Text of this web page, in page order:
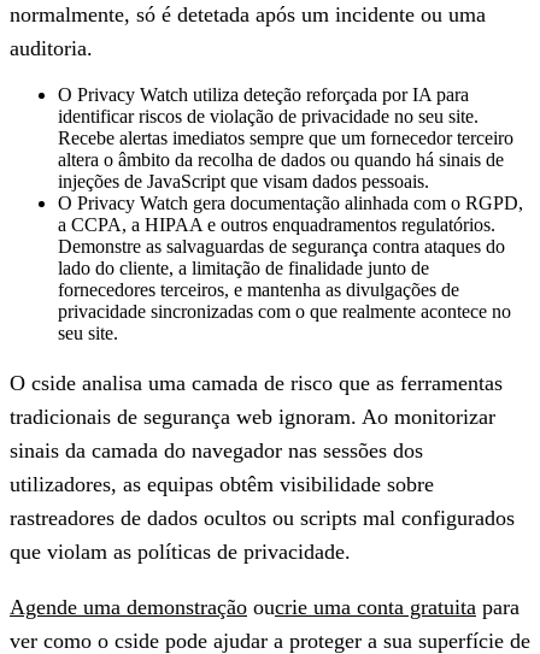
normalmente, só é detetada após um incidente ou uma
auditoria.
O Privacy Watch utiliza deteção reforçada por IA para
identificar riscos de violação de privacidade no seu site.
Recebe alertas imediatos sempre que um fornecedor terceiro
altera o âmbito da recolha de dados ou quando há sinais de
injeções de JavaScript que visam dados pessoais.
O Privacy Watch gera documentação alinhada com o RGPD,
a CCPA, a HIPAA e outros enquadramentos regulatórios.
Demonstre as salvaguardas de segurança contra ataques do
lado do cliente, a limitação de finalidade junto de
fornecedores terceiros, e mantenha as divulgações de
privacidade sincronizadas com o que realmente acontece no
seu site.
O cside analisa uma camada de risco que as ferramentas
tradicionais de segurança web ignoram. Ao monitorizar
sinais da camada do navegador nas sessões dos
utilizadores, as equipas obtêm visibilidade sobre
rastreadores de dados ocultos ou scripts mal configurados
que violam as políticas de privacidade.
Agende uma demonstração oucrie uma conta gratuita para
ver como o cside pode ajudar a proteger a sua superfície de